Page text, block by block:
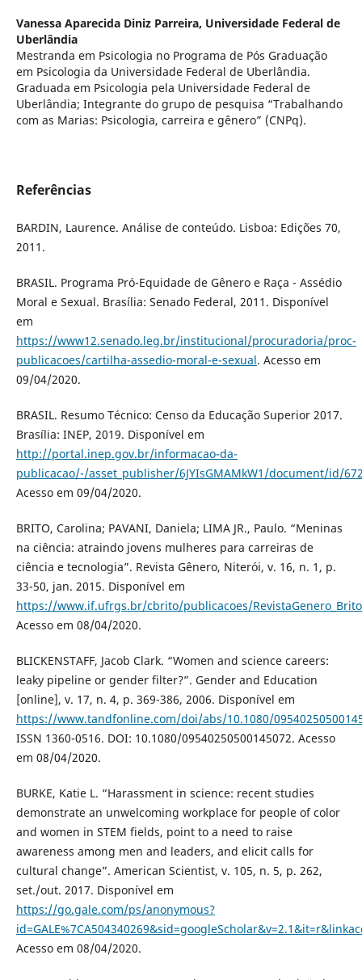
Vanessa Aparecida Diniz Parreira, Universidade Federal de
Uberlândia
Mestranda em Psicologia no Programa de Pós Graduação
em Psicologia da Universidade Federal de Uberlândia.
Graduada em Psicologia pela Universidade Federal de
Uberlândia; Integrante do grupo de pesquisa “Trabalhando
com as Marias: Psicologia, carreira e gênero” (CNPq).
Referências
BARDIN, Laurence. Análise de conteúdo. Lisboa: Edições 70,
2011.
BRASIL. Programa Pró-Equidade de Gênero e Raça - Assédio
Moral e Sexual. Brasília: Senado Federal, 2011. Disponível
em
https://www12.senado.leg.br/institucional/procuradoria/proc-
publicacoes/cartilha-assedio-moral-e-sexual. Acesso em
09/04/2020.
BRASIL. Resumo Técnico: Censo da Educação Superior 2017.
Brasília: INEP, 2019. Disponível em
http://portal.inep.gov.br/informacao-da-
publicacao/-/asset_publisher/6JYIsGMAMkW1/document/id/
Acesso em 09/04/2020.
BRITO, Carolina; PAVANI, Daniela; LIMA JR., Paulo. “Meninas
na ciência: atraindo jovens mulheres para carreiras de
ciência e tecnologia”. Revista Gênero, Niterói, v. 16, n. 1, p.
33-50, jan. 2015. Disponível em
https://www.if.ufrgs.br/cbrito/publicacoes/
Acesso em 08/04/2020.
BLICKENSTAFF, Jacob Clark. “Women and science careers:
leaky pipeline or gender filter?”. Gender and Education
[online], v. 17, n. 4, p. 369-386, 2006. Disponível em
https://www.tandfonline.com/doi/abs/10.1080/
ISSN 1360-0516. DOI: 10.1080/09540250500145072. Acesso
em 08/04/2020.
BURKE, Katie L. “Harassment in science: recent studies
demonstrate an unwelcoming workplace for people of color
and women in STEM fields, point to a need to raise
awareness among men and leaders, and elicit calls for
cultural change”. American Scientist, v. 105, n. 5, p. 262,
set./out. 2017. Disponível em
https://go.gale.com/ps/anonymous?
Acesso em 08/04/2020.